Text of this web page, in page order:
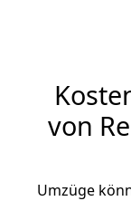
von
Umzüge